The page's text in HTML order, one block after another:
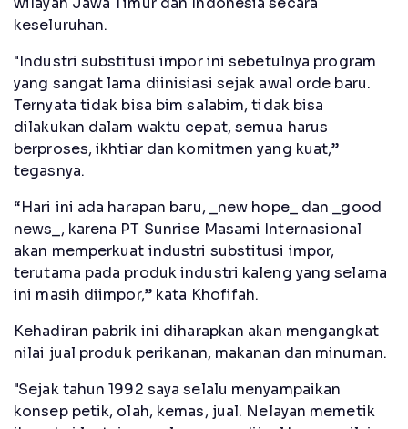
keseluruhan.
"Industri substitusi impor ini sebetulnya program
yang sangat lama diinisiasi sejak awal orde baru.
Ternyata tidak bisa bim salabim, tidak bisa
dilakukan dalam waktu cepat, semua harus
berproses, ikhtiar dan komitmen yang kuat,”
tegasnya.
“Hari ini ada harapan baru, _new hope_ dan _good
news_, karena PT Sunrise Masami Internasional
akan memperkuat industri substitusi impor,
terutama pada produk industri kaleng yang selama
ini masih diimpor,” kata Khofifah.
Kehadiran pabrik ini diharapkan akan mengangkat
nilai jual produk perikanan, makanan dan minuman.
"Sejak tahun 1992 saya selalu menyampaikan
konsep petik, olah, kemas, jual. Nelayan memetik